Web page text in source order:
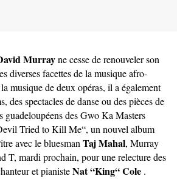
Murrayne cesse de renouveler son
diverses facettes de la musique afro-
musique de deux opéras, il a également
des spectacles de danse ou des pièces de
guadeloupéens des Gwo Ka Masters
Tried to Kill Me“, un nouvel album
avec le bluesman Taj Mahal, Murray
T, mardi prochain, pour une relecture des
et pianisteNat “King“ Cole .